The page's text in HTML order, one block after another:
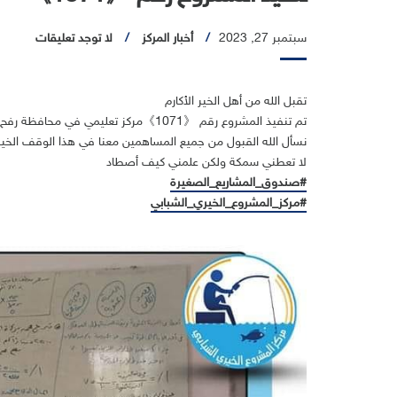
سبتمبر 27, 2023 أخبار المركز لا توجد تعليقات
تقبل الله من أهل الخير الأكارم
تم تنفيذ المشروع رقم 《1071》مركز تعليمي في محافظة رفح
نسأل الله القبول من جميع المساهمين معنا في هذا الوقف
لا تعطني سمكة ولكن علمني كيف أصطاد
#صندوق_المشاريع_الصغيرة
#مركز_المشروع_الخيري_الشبابي